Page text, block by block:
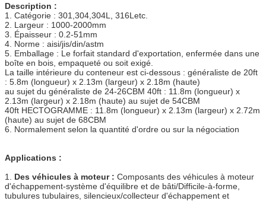
Terme de paiement : T/T
Description :
1. Catégorie : 301,304,304L, 316Letc.
2. Largeur : 1000-2000mm
3. Épaisseur : 0.2-51mm
4. Norme : aisi/jis/din/astm
5. Emballage : Le forfait standard d'exportation, enfermée dans une
boîte en bois, empaqueté ou soit exigé.
La taille intérieure du conteneur est ci-dessous : généraliste de 20ft
: 5.8m (longueur) x 2.13m (largeur) x 2.18m (haute)
au sujet du généraliste de 24-26CBM 40ft : 11.8m (longueur) x
2.13m (largeur) x 2.18m (haute) au sujet de 54CBM
40ft HECTOGRAMME : 11.8m (longueur) x 2.13m (largeur) x 2.72m
(haute) au sujet de 68CBM
6. Normalement selon la quantité d'ordre ou sur la négociation
Applications :
1. Des véhicules à moteur : Composants des véhicules à moteur
d'échappement-système d'équilibre et de bâti/Difficile-à-forme,
tubulures tubulaires, silencieux/collecteur d'échappement et